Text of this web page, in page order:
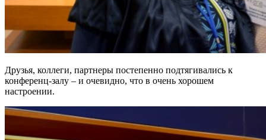
Друзья, коллеги, партнеры постепенно подтягивались к
конференц-залу – и очевидно, что в очень хорошем
настроении.